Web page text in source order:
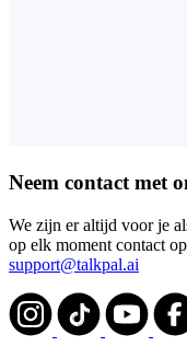
Neem contact met
We zijn er altijd voor je
op elk moment contact
support@talkpal.ai